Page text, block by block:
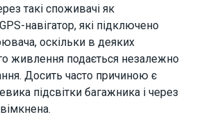
такі споживачі як
навігатор, які підключено
оскільки в деяких
живлення подається незалежно
Досить часто причиною є
підсвітки багажника і через